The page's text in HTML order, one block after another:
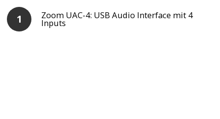
Zoom UAC-4: USB Audio Interface mit 4
Inputs